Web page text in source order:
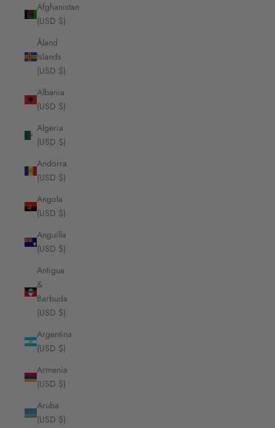
Afghanistan
(USD $)
Åland
Islands
(USD $)
Albania
(USD $)
Algeria
(USD $)
Andorra
(USD $)
Angola
(USD $)
Anguilla
(USD $)
Antigua
&
Barbuda
(USD $)
Argentina
(USD $)
Armenia
(USD $)
Aruba
(USD $)